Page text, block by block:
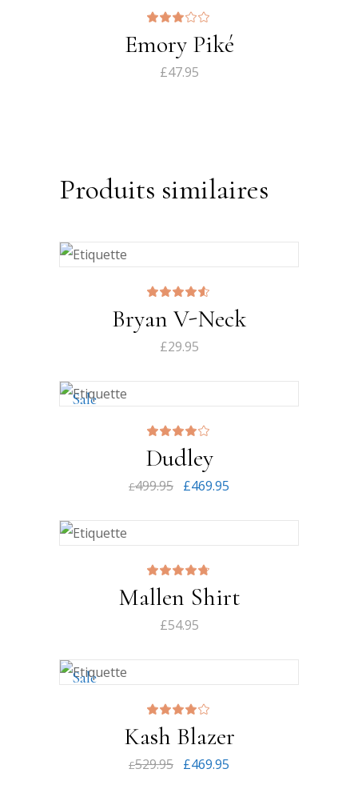
3.00
sur
Emory Piké
£47.95
Produits similaires
4.50
sur 5
Bryan V-Neck
£29.95
Sale
4.00
sur
Dudley
£499.95 £469.95
4.67
sur 5
Mallen Shirt
£54.95
Sale
4.00
sur
Kash Blazer
£529.95 £469.95